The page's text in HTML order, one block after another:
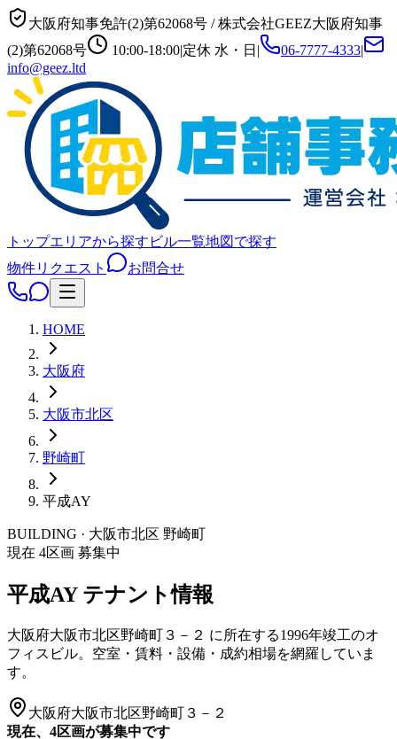
大阪府知事免許(2)第62068号 /株式会社GEEZ大阪府知事
(2)第62068号
10:00-18:00|定休 水・日 | 06-7777-4333|
info@geez.ltd
トップエリアから探す ビル一覧地図で探す
物件リクエスト
お問合せ
HOME
大阪府
大阪市北区
野崎町
平成AY
BUILDING · 大阪市北区 野崎町
現在 4区画 募集中
平成AY テナント情報
大阪府大阪市北区野崎町３－２ に所在する1996年竣工のオ
フィスビル。空室・賃料・設備・成約相場を網羅していま
す。
大阪府大阪市北区野崎町３－２
現在、4区画が募集中です